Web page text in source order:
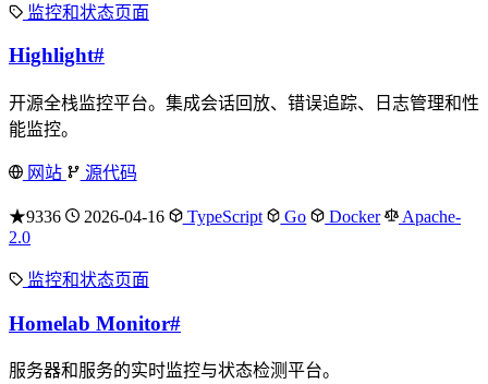
监控和状态页面
Highlight#
开源全栈监控平台。集成会话回放、错误追踪、日志管理和性
能监控。
网站 源代码
★9336 2026-04-16 TypeScript Go Docker
Apache-
2.0
监控和状态页面
Homelab Monitor#
服务器和服务的实时监控与状态检测平台。